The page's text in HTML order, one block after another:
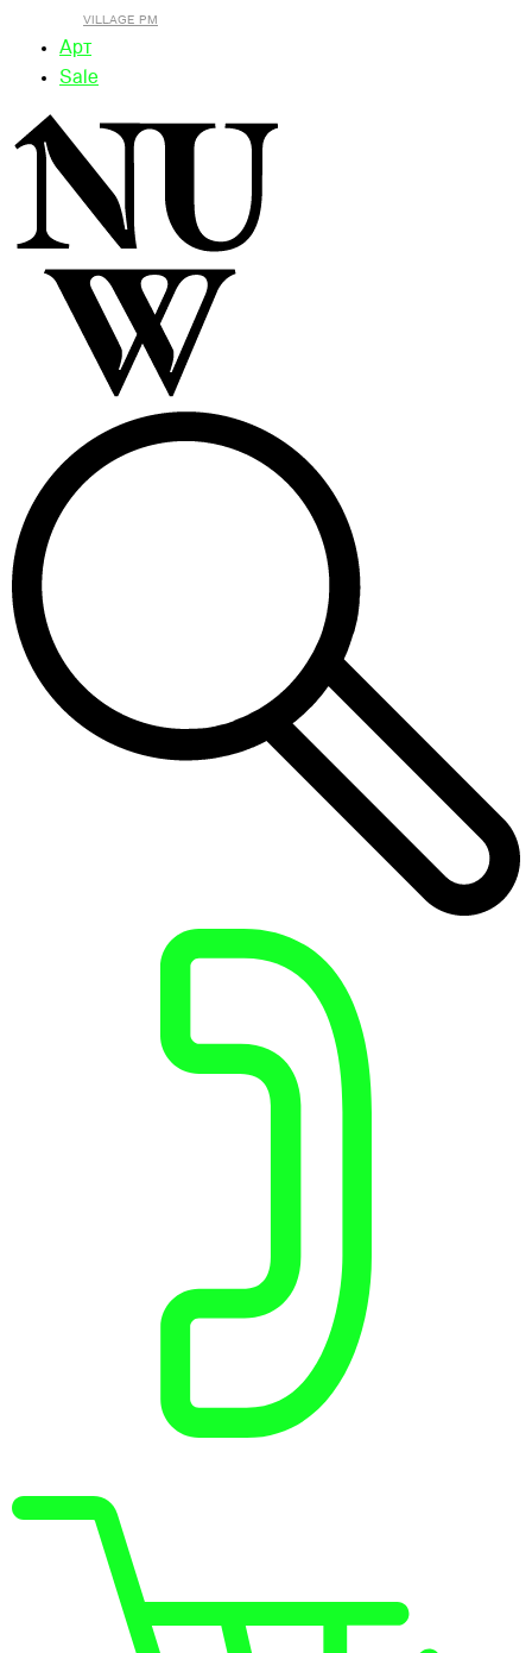
VILLAGE PM
Арт
Sale